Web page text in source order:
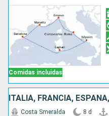
Comidas incluidas
Costa Smeralda 8 d